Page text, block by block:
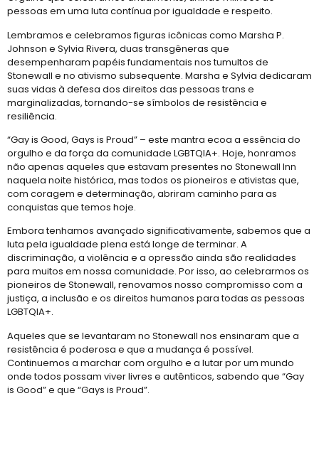
pessoas em uma luta contínua por igualdade e respeito.
Lembramos e celebramos figuras icônicas como Marsha P.
Johnson e Sylvia Rivera, duas transgêneras que
desempenharam papéis fundamentais nos tumultos de
Stonewall e no ativismo subsequente. Marsha e Sylvia dedicaram
suas vidas à defesa dos direitos das pessoas trans e
marginalizadas, tornando-se símbolos de resistência e
resiliência.
“Gay is Good, Gays is Proud” – este mantra ecoa a essência do
orgulho e da força da comunidade LGBTQIA+. Hoje, honramos
não apenas aqueles que estavam presentes no Stonewall Inn
naquela noite histórica, mas todos os pioneiros e ativistas que,
com coragem e determinação, abriram caminho para as
conquistas que temos hoje.
Embora tenhamos avançado significativamente, sabemos que a
luta pela igualdade plena está longe de terminar. A
discriminação, a violência e a opressão ainda são realidades
para muitos em nossa comunidade. Por isso, ao celebrarmos os
pioneiros de Stonewall, renovamos nosso compromisso com a
justiça, a inclusão e os direitos humanos para todas as pessoas
LGBTQIA+.
Aqueles que se levantaram no Stonewall nos ensinaram que a
resistência é poderosa e que a mudança é possível.
Continuemos a marchar com orgulho e a lutar por um mundo
onde todos possam viver livres e autênticos, sabendo que “Gay
is Good” e que “Gays is Proud”.